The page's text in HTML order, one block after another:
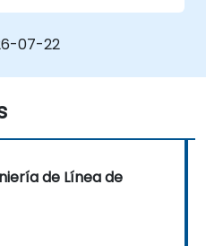
la definición hasta la
07-22
de Línea de